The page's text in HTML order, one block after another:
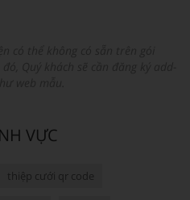
VỰC
thiệp cưới qr code